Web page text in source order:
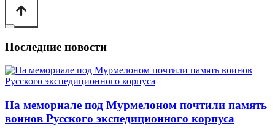
Последние новости
На мемориале под Мурмелоном почтили память
воинов Русского экспедиционного корпуса